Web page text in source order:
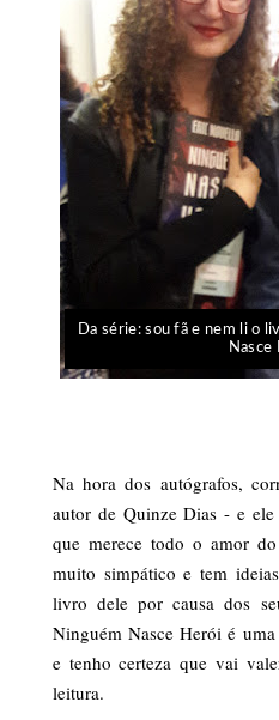
Da série: sou fã e nem li o
Nasce
Na hora dos autógrafos,
autor de Quinze Dias - e
que merece todo o amor
muito simpático e tem
livro dele por causa dos
Ninguém Nasce Herói é
e tenho certeza que vai
leitura.